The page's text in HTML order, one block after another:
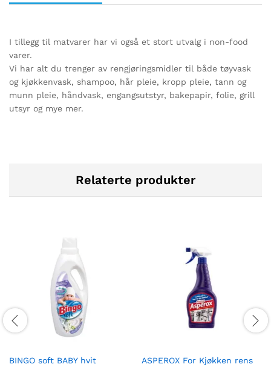
I tillegg til matvarer har vi også et stort utvalg i non-food
varer.
Vi har alt du trenger av rengjøringsmidler til både tøyvask
og kjøkkenvask, shampoo, hår pleie, kropp pleie, tann og
munn pleie, håndvask, engangsutstyr, bakepapir, folie, grill
utsyr og mye mer.
Relaterte produkter
BINGO soft BABY hvit
ASPEROX For Kjøkken rens